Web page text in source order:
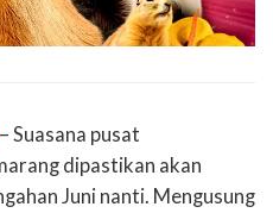
– Suasana pusat
dipastikan akan
Juni nanti. Mengusung